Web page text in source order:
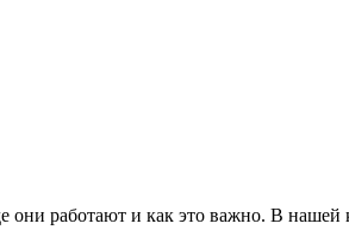
работают и как это важно. В нашей